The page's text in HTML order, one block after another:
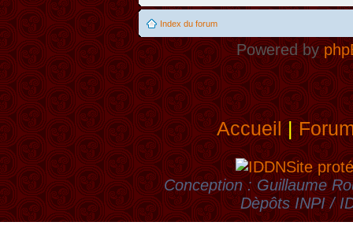
Index du forum
Powered by
Accueil|
Site
Conception : Guillaume
Dèpôts INPI /